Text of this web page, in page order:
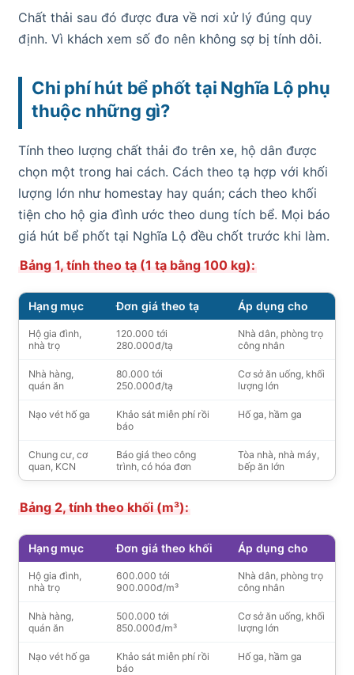
Chất thải sau đó được đưa về nơi xử lý đúng quy
định. Vì khách xem số đo nên không sợ bị tính dôi.
Chi phí hút bể phốt tại Nghĩa Lộ phụ
thuộc những gì?
Tính theo lượng chất thải đo trên xe, hộ dân được
chọn một trong hai cách. Cách theo tạ hợp với khối
lượng lớn như homestay hay quán; cách theo khối
tiện cho hộ gia đình ước theo dung tích bể. Mọi báo
giá hút bể phốt tại Nghĩa Lộ đều chốt trước khi làm.
Bảng 1, tính theo tạ (1 tạ bằng 100 kg):
Hạng mục Đơn giá theo tạ Áp dụng cho
Hộ gia đình,
nhà trọ
120.000 tới
280.000đ/tạ
Nhà dân, phòng trọ
công nhân
Nhà hàng,
quán ăn
80.000 tới
250.000đ/tạ
Cơ sở ăn uống, khối
lượng lớn
Nạo vét hố ga
Khảo sát miễn phí rồi
báo
Hố ga, hầm ga
Chung cư, cơ
quan, KCN
Báo giá theo công
trình, có hóa đơn
Tòa nhà, nhà máy,
bếp ăn lớn
Bảng 2, tính theo khối (m³):
Hạng mục Đơn giá theo khối Áp dụng cho
Hộ gia đình,
nhà trọ
600.000 tới
900.000đ/m³
Nhà dân, phòng trọ
công nhân
Nhà hàng,
quán ăn
500.000 tới
850.000đ/m³
Cơ sở ăn uống, khối
lượng lớn
Nạo vét hố ga
Khảo sát miễn phí rồi
báo
Hố ga, hầm ga